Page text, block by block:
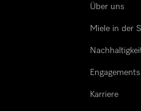
Über uns
Miele in der
Engagements
Karriere